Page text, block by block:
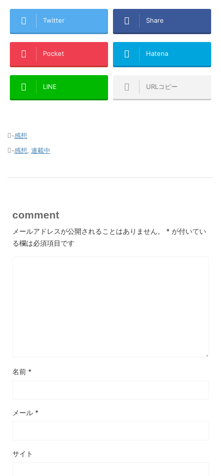
Twitter Share
Pocket Hatena
LINE URLコピー
-感想
-感想 連載中
comment
メールアドレスが公開されることはありません。 * が付いてい
る欄は必須項目です
名前 *
メール *
サイト